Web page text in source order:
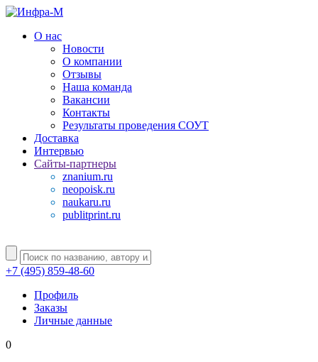
О нас
Новости
О компании
Отзывы
Наша команда
Вакансии
Контакты
Результаты проведения СОУТ
Доставка
Интервью
Сайты-партнеры
znanium.ru
neopoisk.ru
naukaru.ru
publitprint.ru
+7 (495) 859-48-60
Профиль
Заказы
Личные данные
0